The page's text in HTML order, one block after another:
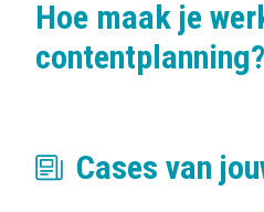
Hoe maak je
contentplanning?
Cases van